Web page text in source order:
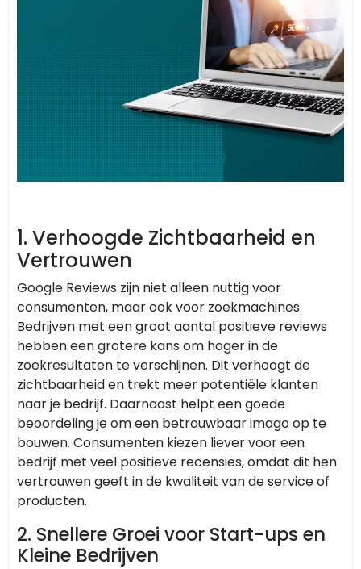
1. Verhoogde Zichtbaarheid en
Vertrouwen
Google Reviews zijn niet alleen nuttig voor
consumenten, maar ook voor zoekmachines.
Bedrijven met een groot aantal positieve reviews
hebben een grotere kans om hoger in de
zoekresultaten te verschijnen. Dit verhoogt de
zichtbaarheid en trekt meer potentiële klanten
naar je bedrijf. Daarnaast helpt een goede
beoordeling je om een betrouwbaar imago op te
bouwen. Consumenten kiezen liever voor een
bedrijf met veel positieve recensies, omdat dit hen
vertrouwen geeft in de kwaliteit van de service of
producten.
2. Snellere Groei voor Start-ups en
Kleine Bedrijven